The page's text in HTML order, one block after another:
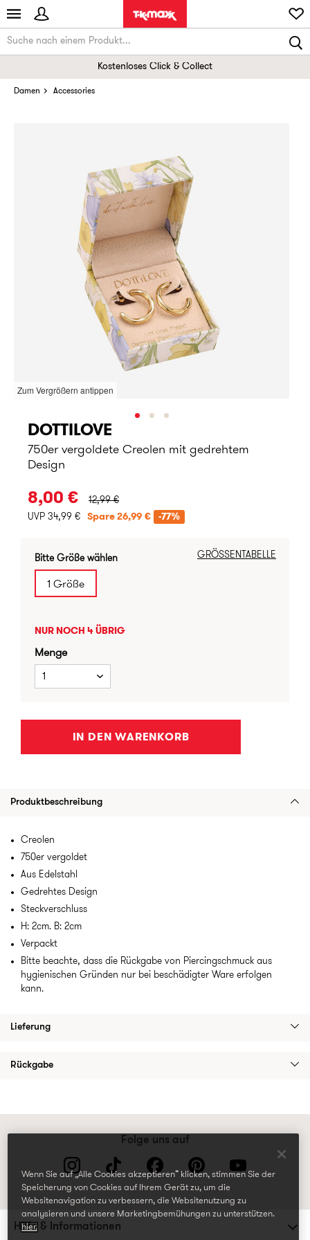
Kostenloses Click & Collect
Damen Accessories
Zum Vergrößern antippen
DOTTILOVE
750er vergoldete Creolen mit gedrehtem
Design
8,00 € URSPRÜNGLICHER PREIS:
12,99 €
UVP 34,99 €
Spare 26,99 € -77%
GRÖSSENTABELLE
Bitte Größe wählen
1 Größe
NUR NOCH 4 ÜBRIG
Menge
1
IN DEN WARENKORB
Produktbeschreibung
Creolen
750er vergoldet
Aus Edelstahl
Gedrehtes Design
Steckverschluss
H: 2cm. B: 2cm
Verpackt
Bitte beachte, dass die Rückgabe von Piercingschmuck aus
hygienischen Gründen nur bei beschädigter Ware erfolgen
kann.
Lieferung
Rückgabe
Folge uns auf
Hilfe & Informationen
Wenn Sie auf „Alle Cookies akzeptieren“ klicken, stimmen Sie der
Speicherung von Cookies auf Ihrem Gerät zu, um die
Websitenavigation zu verbessern, die Websitenutzung zu
analysieren und unsere Marketingbemühungen zu unterstützen.
hier.